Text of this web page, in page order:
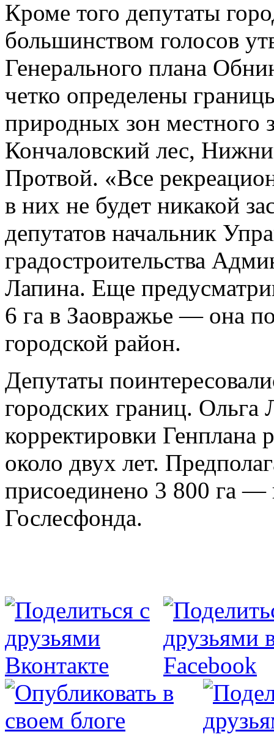
Кроме того депутаты
большинством голосов
Генерального плана
четко определены
природных зон местного
Кончаловский лес,
Протвой. «Все
в них не будет никакой
депутатов начальник
градостроительства
Лапина. Еще
6 га в Заовражье — она
городской район.
Депутаты
городских границ. Ольга
корректировки Генплана
около двух лет.
присоединено 3 800 га —
Гослесфонда.